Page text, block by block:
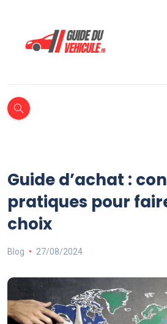
Guide d’achat :
pratiques pour
choix
Blog 27/08/2024